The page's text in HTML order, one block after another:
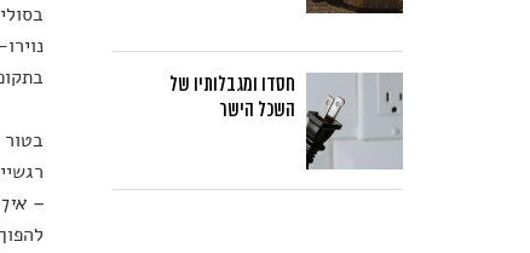
–
חסדו ומגבלותיו של
השכל הישר